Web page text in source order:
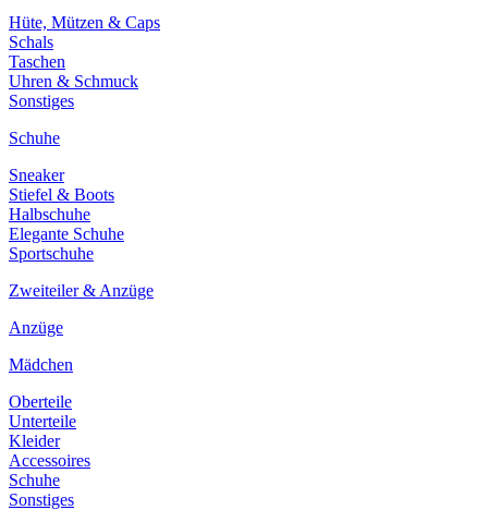
Hüte, Mützen & Caps
Schals
Taschen
Uhren & Schmuck
Sonstiges
Schuhe
Sneaker
Stiefel & Boots
Halbschuhe
Elegante Schuhe
Sportschuhe
Zweiteiler & Anzüge
Anzüge
Mädchen
Oberteile
Unterteile
Kleider
Accessoires
Schuhe
Sonstiges